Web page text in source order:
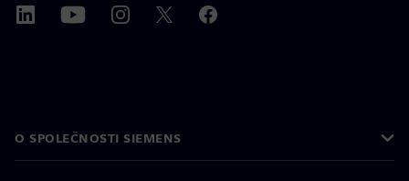
O SPOLEČNOSTI SIEMENS